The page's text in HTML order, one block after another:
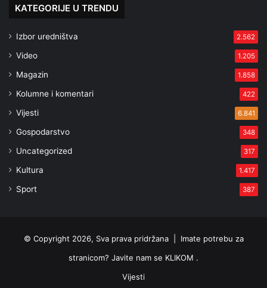
KATEGORIJE U TRENDU
Izbor uredništva 2.562
Video 1.205
Magazin 1.858
Kolumne i komentari 422
Vijesti 6.841
Gospodarstvo 348
Uncategorized 317
Kultura 1.417
Sport 387
© Copyright 2026, Sva prava pridržana | Imate potrebu za
stranicom? Javite nam se KLIKOM .
Vijesti